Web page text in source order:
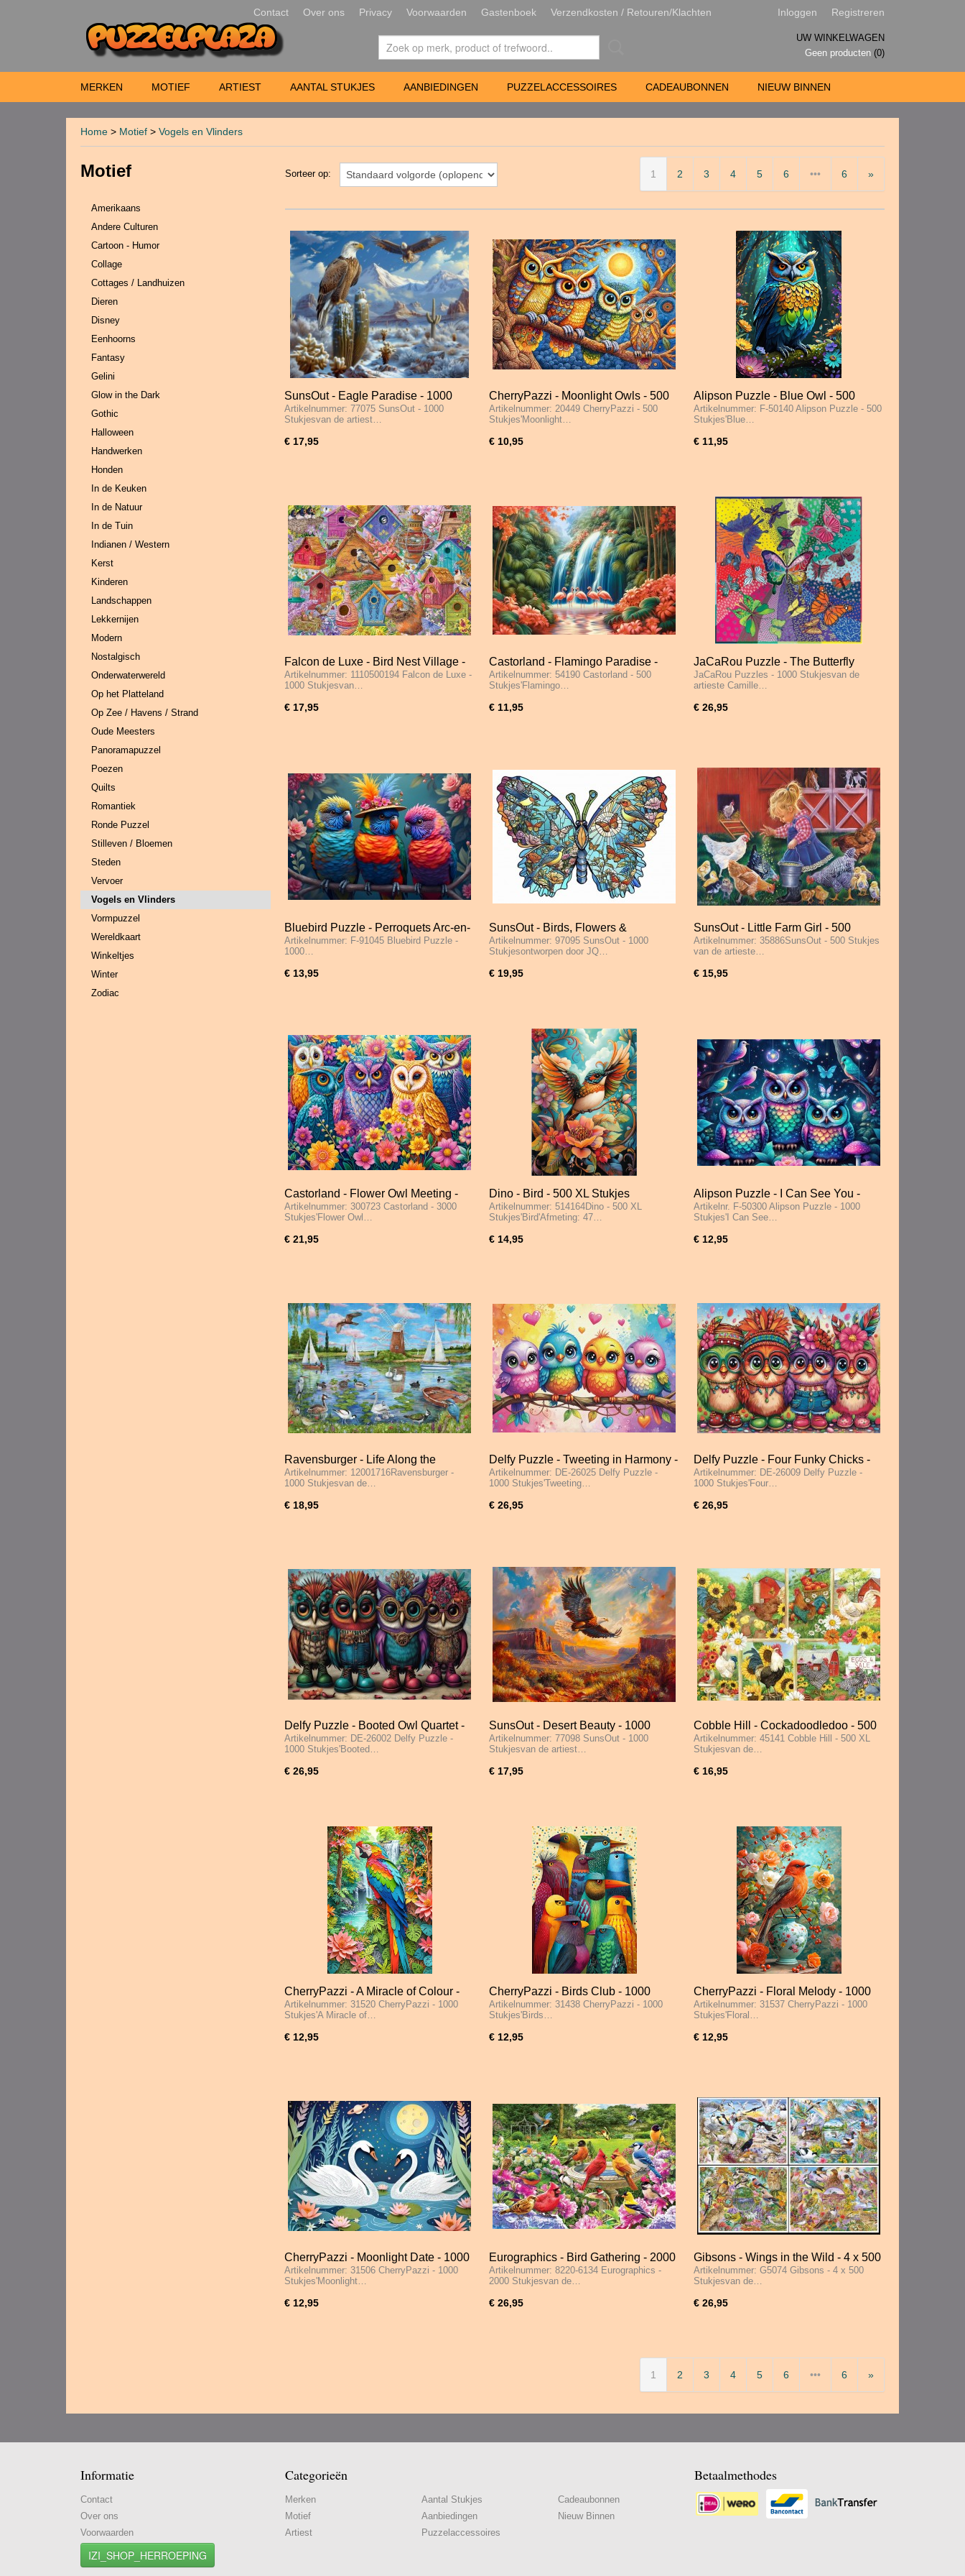
Contact Over ons Privacy Voorwaarden Gastenboek Verzendkosten / Retouren/Klachten Inloggen Registreren
UW WINKELWAGEN
Geen producten (0)
MERKEN MOTIEF ARTIEST AANTAL STUKJES AANBIEDINGEN PUZZELACCESSOIRES CADEAUBONNEN NIEUW BINNEN
Home > Motief > Vogels en Vlinders
Motief
Amerikaans
Andere Culturen
Cartoon - Humor
Collage
Cottages / Landhuizen
Dieren
Disney
Eenhoorns
Fantasy
Gelini
Glow in the Dark
Gothic
Halloween
Handwerken
Honden
In de Keuken
In de Natuur
In de Tuin
Indianen / Western
Kerst
Kinderen
Landschappen
Lekkernijen
Modern
Nostalgisch
Onderwaterwereld
Op het Platteland
Op Zee / Havens / Strand
Oude Meesters
Panoramapuzzel
Poezen
Quilts
Romantiek
Ronde Puzzel
Stilleven / Bloemen
Steden
Vervoer
Vogels en Vlinders
Vormpuzzel
Wereldkaart
Winkeltjes
Winter
Zodiac
Sorteer op: 1 2 3 4 5 6 ••• 6 »
SunsOut - Eagle Paradise - 1000
Stukjes
Artikelnummer: 77075 SunsOut - 1000
Stukjesvan de artiest…
€ 17,95
CherryPazzi - Moonlight Owls - 500
Stukjes
Artikelnummer: 20449 CherryPazzi - 500
Stukjes'Moonlight…
€ 10,95
Alipson Puzzle - Blue Owl - 500
Stukjes
Artikelnummer: F-50140 Alipson Puzzle - 500
Stukjes'Blue…
€ 11,95
Falcon de Luxe - Bird Nest Village -
1000 Stukjes
Artikelnummer: 1110500194 Falcon de Luxe -
1000 Stukjesvan…
€ 17,95
Castorland - Flamingo Paradise -
500 Stukjes
Artikelnummer: 54190 Castorland - 500
Stukjes'Flamingo…
€ 11,95
JaCaRou Puzzle - The Butterfly
Effect - 1000 Stukjes
JaCaRou Puzzles - 1000 Stukjesvan de
artieste Camille…
€ 26,95
Bluebird Puzzle - Perroquets Arc-en-
Ciel - 1000 Stukjes
Artikelnummer: F-91045 Bluebird Puzzle -
1000…
€ 13,95
SunsOut - Birds, Flowers &
Butterflies - 1000 Stukjes
Artikelnummer: 97095 SunsOut - 1000
Stukjesontworpen door JQ…
€ 19,95
SunsOut - Little Farm Girl - 500
Stukjes
Artikelnummer: 35886SunsOut - 500 Stukjes
van de artieste…
€ 15,95
Castorland - Flower Owl Meeting -
3000 Stukjes
Artikelnummer: 300723 Castorland - 3000
Stukjes'Flower Owl…
€ 21,95
Dino - Bird - 500 XL Stukjes
Artikelnummer: 514164Dino - 500 XL
Stukjes'Bird'Afmeting: 47…
€ 14,95
Alipson Puzzle - I Can See You -
1000 Stukjes
Artikelnr. F-50300 Alipson Puzzle - 1000
Stukjes'I Can See…
€ 12,95
Ravensburger - Life Along the
Broads - 1000 Stukjes
Artikelnummer: 12001716Ravensburger -
1000 Stukjesvan de…
€ 18,95
Delfy Puzzle - Tweeting in Harmony -
1000 Stukjes
Artikelnummer: DE-26025 Delfy Puzzle -
1000 Stukjes'Tweeting…
€ 26,95
Delfy Puzzle - Four Funky Chicks -
1000 Stukjes
Artikelnummer: DE-26009 Delfy Puzzle -
1000 Stukjes'Four…
€ 26,95
Delfy Puzzle - Booted Owl Quartet -
1000 Stukjes
Artikelnummer: DE-26002 Delfy Puzzle -
1000 Stukjes'Booted…
€ 26,95
SunsOut - Desert Beauty - 1000
Stukjes
Artikelnummer: 77098 SunsOut - 1000
Stukjesvan de artiest…
€ 17,95
Cobble Hill - Cockadoodledoo - 500
XL Stukjes
Artikelnummer: 45141 Cobble Hill - 500 XL
Stukjesvan de…
€ 16,95
CherryPazzi - A Miracle of Colour -
1000 Stukjes
Artikelnummer: 31520 CherryPazzi - 1000
Stukjes'A Miracle of…
€ 12,95
CherryPazzi - Birds Club - 1000
Stukjes
Artikelnummer: 31438 CherryPazzi - 1000
Stukjes'Birds…
€ 12,95
CherryPazzi - Floral Melody - 1000
Stukjes
Artikelnummer: 31537 CherryPazzi - 1000
Stukjes'Floral…
€ 12,95
CherryPazzi - Moonlight Date - 1000
Stukjes
Artikelnummer: 31506 CherryPazzi - 1000
Stukjes'Moonlight…
€ 12,95
Eurographics - Bird Gathering - 2000
Stukjes
Artikelnummer: 8220-6134 Eurographics -
2000 Stukjesvan de…
€ 26,95
Gibsons - Wings in the Wild - 4 x 500
Stukjes
Artikelnummer: G5074 Gibsons - 4 x 500
Stukjesvan de…
€ 26,95
1 2 3 4 5 6 ••• 6 »
Informatie
Contact
Over ons
Voorwaarden
IZI_SHOP_HERROEPING
Categorieën
Merken
Motief
Artiest
Aantal Stukjes
Aanbiedingen
Puzzelaccessoires
Cadeaubonnen
Nieuw Binnen
Betaalmethodes